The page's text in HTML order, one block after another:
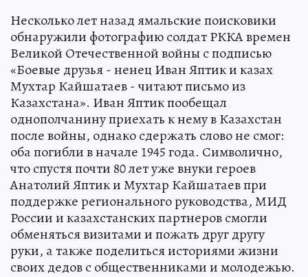
Несколько лет назад ямальские поисковики
обнаружили фотографию солдат РККА времен
Великой Отечественной войны с подписью
«Боевые друзья - ненец Иван Яптик и казах
Мухтар Кайшатаев - читают письмо из
Казахстана». Иван Яптик пообещал
однополчанину приехать к нему в Казахстан
после войны, однако сдержать слово не смог:
оба погибли в начале 1945 года. Символично,
что спустя почти 80 лет уже внуки героев
Анатолий Яптик и Мухтар Кайшатаев при
поддержке регионального руководства, МИД
России и казахстанских партнеров смогли
обменяться визитами и пожать друг другу
руки, а также поделиться историями жизни
своих дедов с общественниками и молодежью.